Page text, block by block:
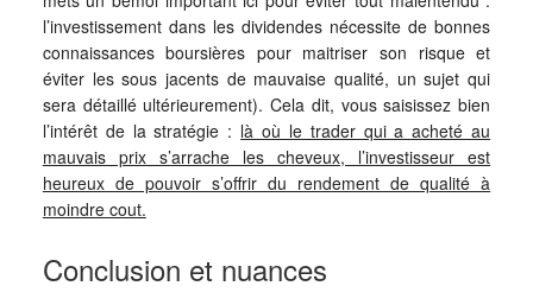
l’investissement dans les dividendes nécessite de bonnes
connaissances boursières pour maitriser son risque et
éviter les sous jacents de mauvaise qualité, un sujet qui
sera détaillé ultérieurement). Cela dit, vous saisissez bien
l’intérêt de la stratégie : là où le trader qui a acheté au
mauvais prix s’arrache les cheveux, l’investisseur est
heureux de pouvoir s’offrir du rendement de qualité à
moindre cout.
Conclusion et nuances